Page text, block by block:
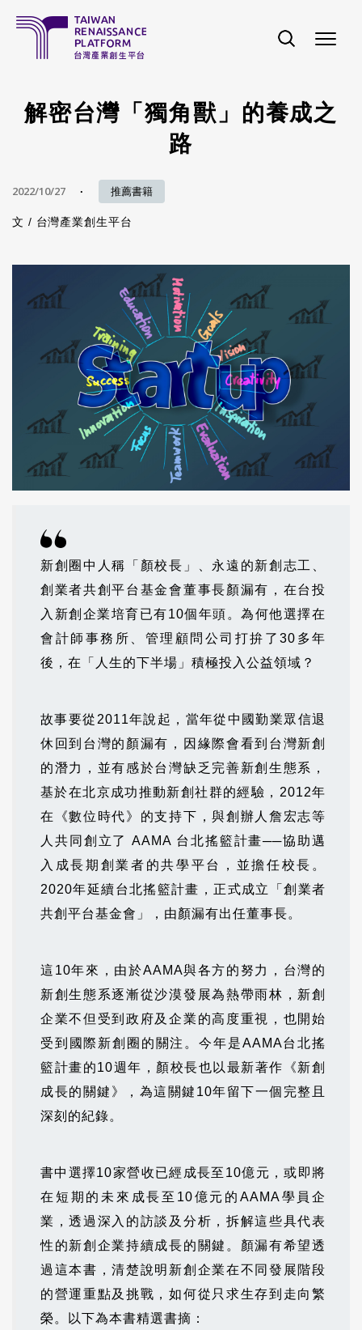
解密台灣「獨角獸」的養成之
路
2022/10/27 推薦書籍
文 / 台灣產業創生平台
新創圈中人稱「顏校長」、永遠的新創志工、
創業者共創平台基金會董事長顏漏有，在台投
入新創企業培育已有10個年頭。為何他選擇在
會計師事務所、管理顧問公司打拚了30多年
後，在「人生的下半場」積極投入公益領域？
故事要從2011年說起，當年從中國勤業眾信退
休回到台灣的顏漏有，因緣際會看到台灣新創
的潛力，並有感於台灣缺乏完善新創生態系，
基於在北京成功推動新創社群的經驗，2012年
在《數位時代》的支持下，與創辦人詹宏志等
人共同創立了 AAMA 台北搖籃計畫──協助邁
入成長期創業者的共學平台，並擔任校長。
2020年延續台北搖籃計畫，正式成立「創業者
共創平台基金會」，由顏漏有出任董事長。
這10年來，由於AAMA與各方的努力，台灣的
新創生態系逐漸從沙漠發展為熱帶雨林，新創
企業不但受到政府及企業的高度重視，也開始
受到國際新創圈的關注。今年是AAMA台北搖
籃計畫的10週年，顏校長也以最新著作《新創
成長的關鍵》，為這關鍵10年留下一個完整且
深刻的紀錄。
書中選擇10家營收已經成長至10億元，或即將
在短期的未來成長至10億元的AAMA學員企
業，透過深入的訪談及分析，拆解這些具代表
性的新創企業持續成長的關鍵。顏漏有希望透
過這本書，清楚說明新創企業在不同發展階段
的營運重點及挑戰，如何從只求生存到走向繁
榮。以下為本書精選書摘：